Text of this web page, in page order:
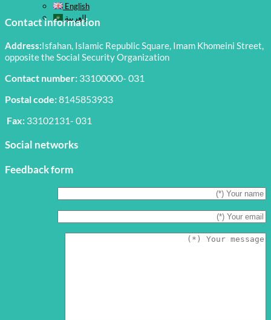
English
العربية
Contact information
Address:Isfahan, Islamic Republic Square, Imam Khomeini Street,
opposite the Social Security Organization
Contact number: 33100000- 031
Postal code:8145853933
Fax: 33102131- 031
Social networks
Feedback form